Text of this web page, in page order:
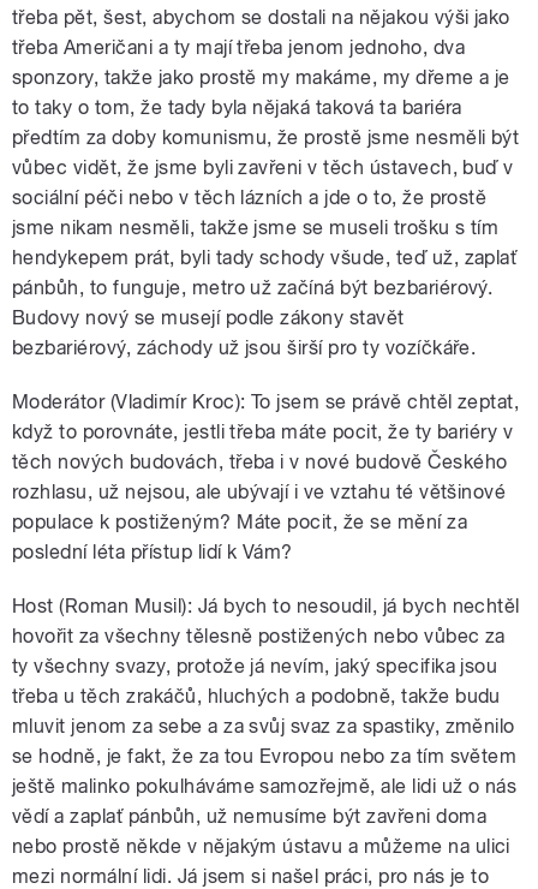
třeba pět, šest, abychom se dostali na nějakou výši jako
třeba Američani a ty mají třeba jenom jednoho, dva
sponzory, takže jako prostě my makáme, my dřeme a je
to taky o tom, že tady byla nějaká taková ta bariéra
předtím za doby komunismu, že prostě jsme nesměli být
vůbec vidět, že jsme byli zavřeni v těch ústavech, buď v
sociální péči nebo v těch lázních a jde o to, že prostě
jsme nikam nesměli, takže jsme se museli trošku s tím
hendykepem prát, byli tady schody všude, teď už, zaplať
pánbůh, to funguje, metro už začíná být bezbariérový.
Budovy nový se musejí podle zákony stavět
bezbariérový, záchody už jsou širší pro ty vozíčkáře.
Moderátor (Vladimír Kroc): To jsem se právě chtěl zeptat,
když to porovnáte, jestli třeba máte pocit, že ty bariéry v
těch nových budovách, třeba i v nové budově Českého
rozhlasu, už nejsou, ale ubývají i ve vztahu té většinové
populace k postiženým? Máte pocit, že se mění za
poslední léta přístup lidí k Vám?
Host (Roman Musil): Já bych to nesoudil, já bych nechtěl
hovořit za všechny tělesně postižených nebo vůbec za
ty všechny svazy, protože já nevím, jaký specifika jsou
třeba u těch zrakáčů, hluchých a podobně, takže budu
mluvit jenom za sebe a za svůj svaz za spastiky, změnilo
se hodně, je fakt, že za tou Evropou nebo za tím světem
ještě malinko pokulháváme samozřejmě, ale lidi už o nás
vědí a zaplať pánbůh, už nemusíme být zavřeni doma
nebo prostě někde v nějakým ústavu a můžeme na ulici
mezi normální lidi. Já jsem si našel práci, pro nás je to